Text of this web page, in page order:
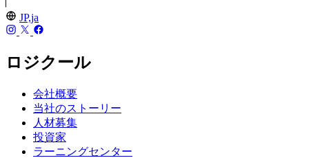
JP,ja
ロジクール
会社概要
当社のストーリー
人材募集
投資家
ラーニングセンター